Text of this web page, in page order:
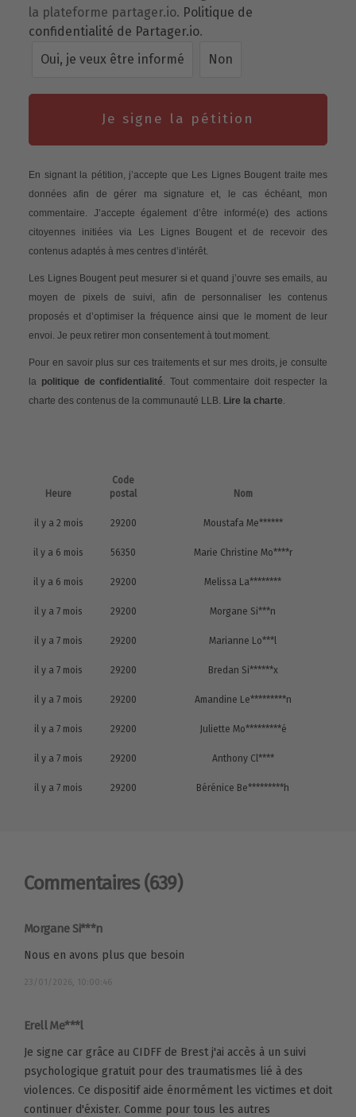
la plateforme partager.io. Politique de
confidentialité de Partager.io.
Oui, je veux être informé
Non
Je signe la pétition
En signant la pétition, j’accepte que Les Lignes Bougent traite mes
données afin de gérer ma signature et, le cas échéant, mon
commentaire. J’accepte également d’être informé(e) des actions
citoyennes initiées via Les Lignes Bougent et de recevoir des
contenus adaptés à mes centres d’intérêt.
Les Lignes Bougent peut mesurer si et quand j’ouvre ses emails, au
moyen de pixels de suivi, afin de personnaliser les contenus
proposés et d’optimiser la fréquence ainsi que le moment de leur
envoi. Je peux retirer mon consentement à tout moment.
Pour en savoir plus sur ces traitements et sur mes droits, je consulte
la politique de confidentialité. Tout commentaire doit respecter la
charte des contenus de la communauté LLB. Lire la charte.
Heure
Code
postal
Nom
il y a 2 mois 29200 Moustafa Me******
il y a 6 mois 56350 Marie Christine Mo****r
il y a 6 mois 29200 Melissa La********
il y a 7 mois 29200 Morgane Si***n
il y a 7 mois 29200 Marianne Lo***l
il y a 7 mois 29200 Bredan Si******x
il y a 7 mois 29200 Amandine Le*********n
il y a 7 mois 29200 Juliette Mo*********é
il y a 7 mois 29200 Anthony Cl****
il y a 7 mois 29200 Bérénice Be*********h
Commentaires (639)
Morgane Si***n
Nous en avons plus que besoin
23/01/2026, 10:00:46
Erell Me***l
Je signe car grâce au CIDFF de Brest j'ai accès à un suivi
psychologique gratuit pour des traumatismes lié à des
violences. Ce dispositif aide énormément les victimes et doit
continuer d'éxister. Comme pour tous les autres